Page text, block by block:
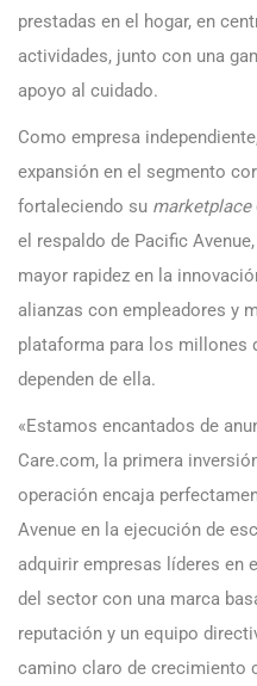
prestadas en el hogar, en
actividades, junto con una
apoyo al cuidado.
Como empresa
expansión en el segmento
fortaleciendo su marketplace
el respaldo de Pacific
mayor rapidez en la
alianzas con empleadores y
plataforma para los millones
dependen de ella.
«Estamos encantados de
Care.com, la primera
operación encaja
Avenue en la ejecución de
adquirir empresas líderes en
del sector con una marca
reputación y un equipo
camino claro de crecimiento